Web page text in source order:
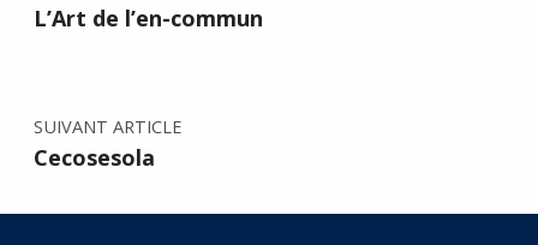
L’Art de l’en-commun
SUIVANT ARTICLE
Cecosesola